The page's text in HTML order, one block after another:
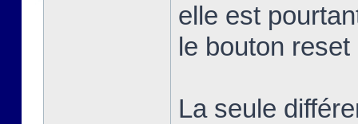
elle est
le bouton
La seule